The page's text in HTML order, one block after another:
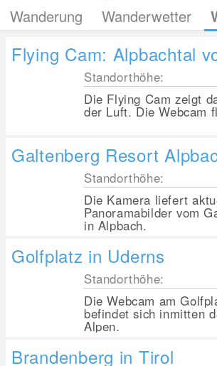
Wanderung Wanderwetter
Flying Cam: Alpbachtal
Standorthöhe:
Die Flying Cam zeigt
der Luft. Die Webcam
Galtenberg Resort
Standorthöhe:
Die Kamera liefert
Panoramabilder vom
in Alpbach.
Golfplatz in Uderns
Standorthöhe:
Die Webcam am
befindet sich inmitten
Alpen.
Brandenberg in Tirol